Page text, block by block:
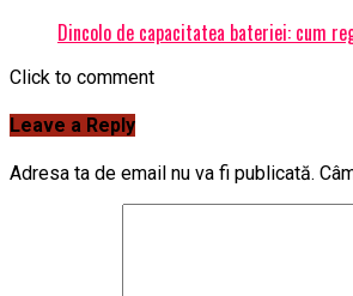
Dincolo de capacitatea bateriei: cum
Click to comment
Leave a Reply
Adresa ta de email nu va fi publicată.